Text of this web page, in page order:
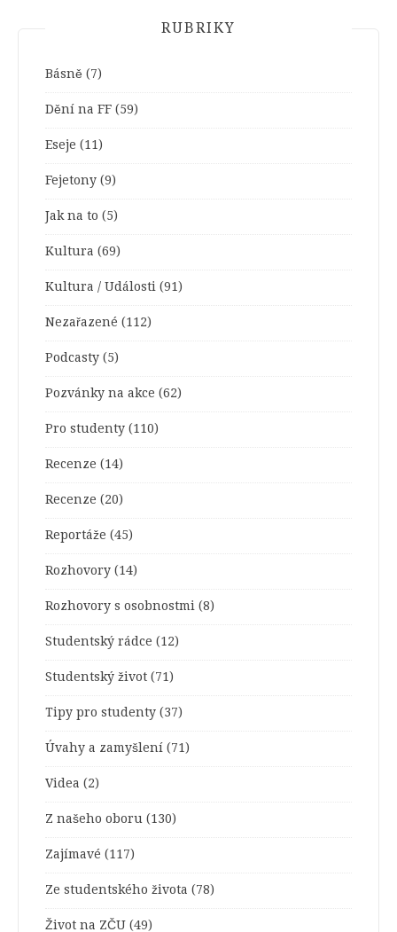
RUBRIKY
Básně (7)
Dění na FF (59)
Eseje (11)
Fejetony (9)
Jak na to (5)
Kultura (69)
Kultura / Události (91)
Nezařazené (112)
Podcasty (5)
Pozvánky na akce (62)
Pro studenty (110)
Recenze (14)
Recenze (20)
Reportáže (45)
Rozhovory (14)
Rozhovory s osobnostmi (8)
Studentský rádce (12)
Studentský život (71)
Tipy pro studenty (37)
Úvahy a zamyšlení (71)
Videa (2)
Z našeho oboru (130)
Zajímavé (117)
Ze studentského života (78)
Život na ZČU (49)